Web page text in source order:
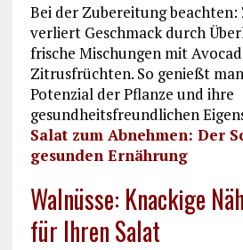
Bei der Zubereitung
verliert Geschmack durch
frische Mischungen mit
Zitrusfrüchten. So genießt
Potenzial der Pflanze und ihre
gesundheitsfreundlichen
Salat zum Abnehmen: Der
gesunden Ernährung
Walnüsse: Knackige
für Ihren Salat